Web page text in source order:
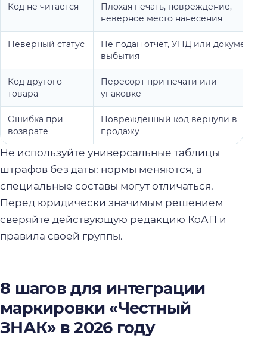
Код не читается
Плохая печать, повреждение,
неверное место нанесения
Неверный статус
Не подан отчёт, УПД или документ
выбытия
Код другого
товара
Пересорт при печати или
упаковке
Ошибка при
возврате
Повреждённый код вернули в
продажу
Не используйте универсальные таблицы
штрафов без даты: нормы меняются, а
специальные составы могут отличаться.
Перед юридически значимым решением
сверяйте действующую редакцию КоАП и
правила своей группы.
8 шагов для интеграции
маркировки «Честный
ЗНАК» в 2026 году